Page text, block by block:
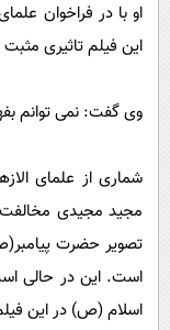
او با در فراخوان
این فیلم تاثیری
وی گفت: نمی توانم
شماری از علمای
مجید مجیدی مخالفت
تصویر حضرت
است. این در حالی
اسلام (ص) در این